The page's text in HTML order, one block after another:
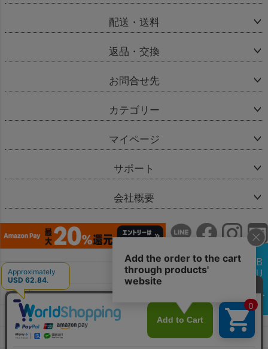
配送・送料
返品・交換
お問合せ先
カテゴリー
マイページ
サポート
会社概要
会社概要
お問い合わせ
特定商取引法に基づく表示
個人情報の取扱